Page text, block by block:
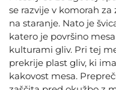
se razvije v komorah
na staranje. Nato je
katero je površino
kulturami gliv. Pri tej
prekrije plast gliv, ki
kakovost mesa.